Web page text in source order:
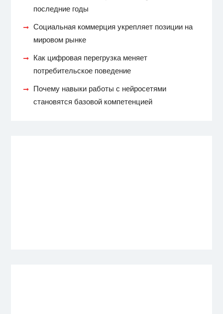
последние годы
Социальная коммерция укрепляет позиции на
мировом рынке
Как цифровая перегрузка меняет
потребительское поведение
Почему навыки работы с нейросетями
становятся базовой компетенцией